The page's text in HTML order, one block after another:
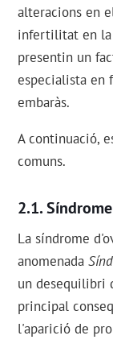
alteracions en
infertilitat en la
presentin un
especialista en
embaràs.
A continuació,
comuns.
La síndrome
anomenada
un desequilibri
principal
l'aparició de